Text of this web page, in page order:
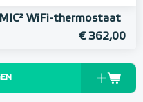
WiFi-thermostaat
€ 362,00